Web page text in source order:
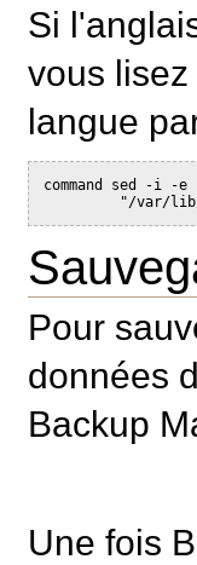
Si
vous
langue
command sed -
"/var/
Pour
données
Backup
Une fois